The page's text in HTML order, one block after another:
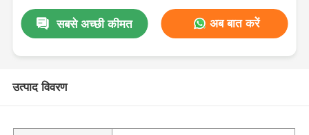
सबसे अच्छी कीमत अब बात करें
उत्पाद विवरण